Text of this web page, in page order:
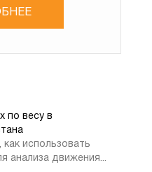
мен компьютерлер
керек.
өсіп отырады, содан
соңғы нұсқасына
талаптарды азайтады
по весу в
как использовать
анализа движения...